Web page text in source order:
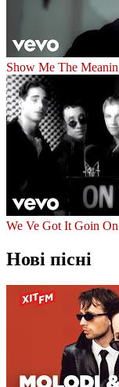
Show Me The
We Ve Got It Goin On
Нові пісні